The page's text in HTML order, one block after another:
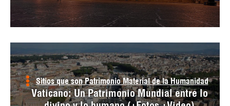
Sitios que son Patrimonio Material de la Humanidad
Vaticano: Un Patrimonio Mundial entre lo